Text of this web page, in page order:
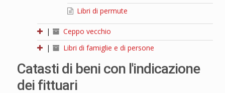
Libri di permute
|
Ceppo vecchio
|
Libri di famiglie e di persone
Catasti di beni con l'indicazione
dei fittuari